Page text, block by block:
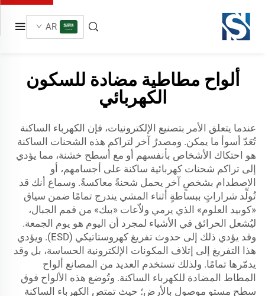
AR
ألواح مطاطية مضادة للسكون
الكهربائي
عندما يتعلق الأمر بتصنيع الإلكترونيات، فإن الكهرباء الساكنة
تُعَدّ أسوأ ما يمكن. ومصدرٌ آخر لتراكم هذه الشحنات الساكنة
هو احتكاك الأشخاص بأنفسهم أو مع أسطح خشنة، مما يؤدي
إلى تراكم شحنات كهربائية ساكنة على أجسامهم، أو
الاصطدام بشخصٍ آخر يحمل شحنةً معاكسةً. وسماع أنك قد
تُولِّد شراراتٍ ببساطةٍ أثناء المشي يندرج تمامًا ضمن سياق
«كوبيد العلوم» الذي يرمي ولاّعات «بيك» من قمم الجبال،
ليُشعل الحرائق في الأشياء لمجرد أن اليوم هو يوم الجمعة.
وقد يؤدي ذلك إلى حدوث تفريغ كهروستاتيكي (ESD). ويؤدي
هذا التفريغ إلى إتلاف المكونات الإلكترونية الحساسة، بل وقد
يدمّرها تمامًا. ولذلك تستخدم العديد من المصانع ألواح
المطاط المضادة للكهرباء الساكنة. وتُوضع هذه الألواح فوق
سطحٍ مستوٍ موصولٍ بالأرض؛ حيث تمتص الكهرباء الساكنة